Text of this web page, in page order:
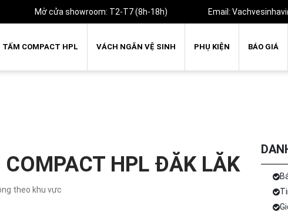
Mở cửa showroom: T2-T7 (8h-18h) Email:
TẤM COMPACT HPL VÁCH NGĂN VỆ SINH PHỤ KIỆN BÁO GIÁ
HPL ĐĂK LĂK
theo khu vực